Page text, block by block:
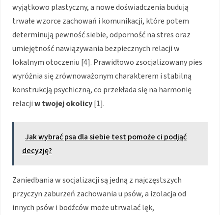
wyjątkowo plastyczny, a nowe doświadczenia budują
trwałe wzorce zachowań i komunikacji, które potem
determinują pewność siebie, odporność na stres oraz
umiejętność nawiązywania bezpiecznych relacji w
lokalnym otoczeniu [4]. Prawidłowo zsocjalizowany pies
wyróżnia się zrównoważonym charakterem i stabilną
konstrukcją psychiczną, co przekłada się na harmonię
relacjiw twojej okolicy[1].
Jak wybrać psa dla siebie test pomoże ci podjąć
decyzję?
Zaniedbania w socjalizacji są jedną z najczęstszych
przyczyn zaburzeń zachowania u psów, a izolacja od
innych psów i bodźców może utrwalać lęk,